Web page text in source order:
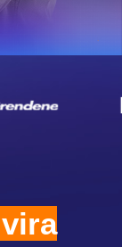
vira